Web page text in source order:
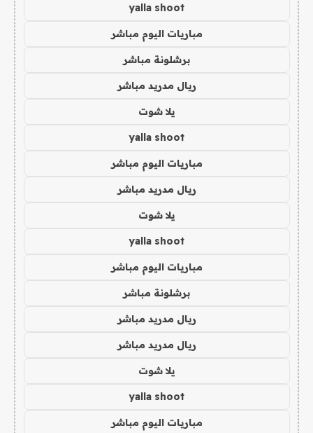
yalla shoot
مباريات اليوم مباشر
برشلونة مباشر
ريال مدريد مباشر
يلا شوت
yalla shoot
مباريات اليوم مباشر
ريال مدريد مباشر
يلا شوت
yalla shoot
مباريات اليوم مباشر
برشلونة مباشر
ريال مدريد مباشر
ريال مدريد مباشر
يلا شوت
yalla shoot
مباريات اليوم مباشر